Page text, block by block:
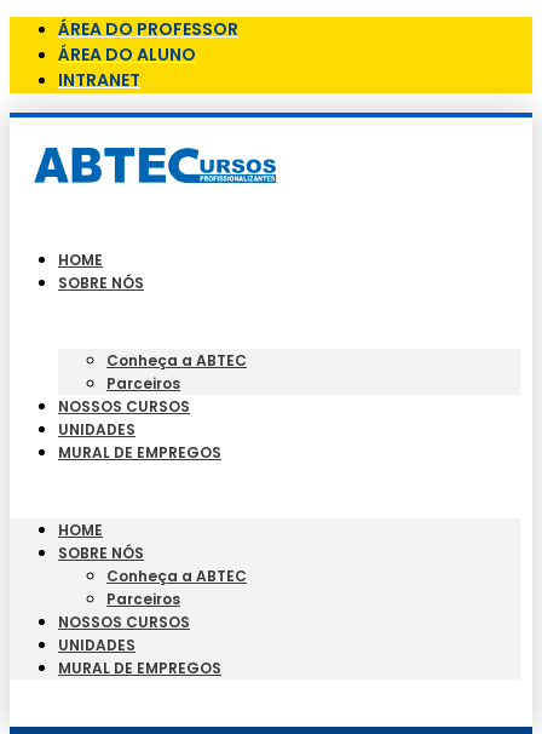
ÁREA DO PROFESSOR
ÁREA DO ALUNO
INTRANET
HOME
SOBRE NÓS
Conheça a ABTEC
Parceiros
NOSSOS CURSOS
UNIDADES
MURAL DE EMPREGOS
HOME
SOBRE NÓS
Conheça a ABTEC
Parceiros
NOSSOS CURSOS
UNIDADES
MURAL DE EMPREGOS